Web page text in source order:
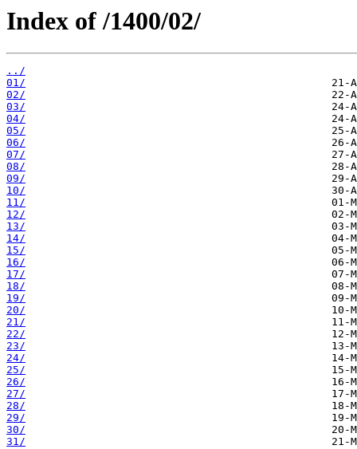
Index of /1400/02/
../
01/
02/
03/
04/
05/
06/
07/
08/
09/
10/
11/
12/
13/
14/
15/
16/
17/
18/
19/
20/
21/
22/
23/
24/
25/
26/
27/
28/
29/
30/
31/